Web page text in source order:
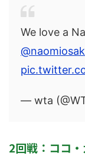
We love a
— wta
2回戦：ココ